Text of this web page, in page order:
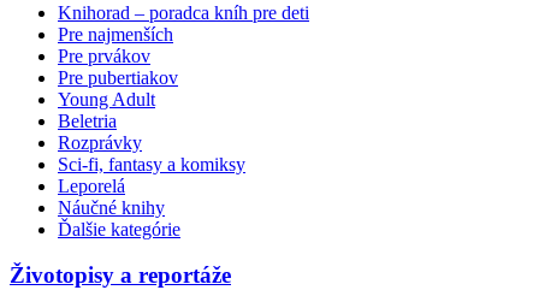
Knihorad – poradca kníh pre deti
Pre najmenších
Pre prvákov
Pre pubertiakov
Young Adult
Beletria
Rozprávky
Sci-fi, fantasy a komiksy
Leporelá
Náučné knihy
Ďalšie kategórie
Životopisy a reportáže